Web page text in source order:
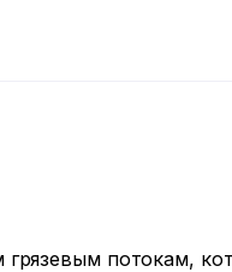
потокам,